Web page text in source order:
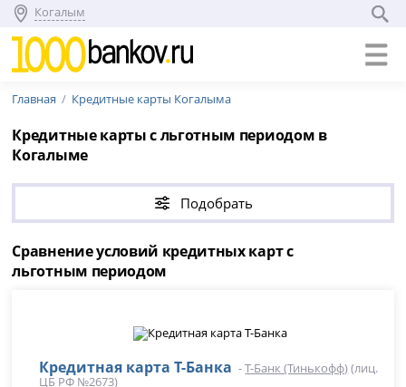
Когалым
Главная Кредитные карты Когалыма
Кредитные карты с льготным периодом в
Когалыме
Подобрать
Сравнение условий кредитных карт с
льготным периодом
Кредитная карта Т-Банка -Т-Банк (Тинькофф)(лиц.
ЦБ РФ №2673)